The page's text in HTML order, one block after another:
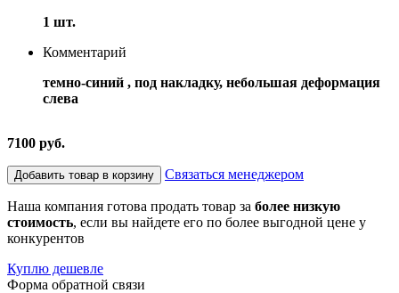
1 шт.
Комментарий
темно-синий , под накладку, небольшая деформация
слева
7100 руб.
Добавить товар в корзину Связаться менеджером
Наша компания готова продать товар за более низкую
стоимость, если вы найдете его по более выгодной цене у
конкурентов
Куплю дешевле
Форма обратной связи